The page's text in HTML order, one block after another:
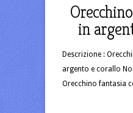
in
Descrizione :
argento e corallo
Orecchino fantasia